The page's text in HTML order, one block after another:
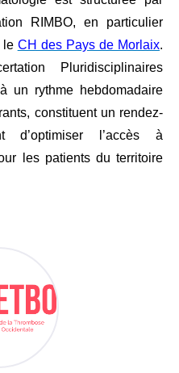
RIMBO, en particulier
le CH des Pays de Morlaix.
Pluridisciplinaires
un rythme hebdomadaire
constituent un rendez-
d’optimiser l’accès à
les patients du territoire